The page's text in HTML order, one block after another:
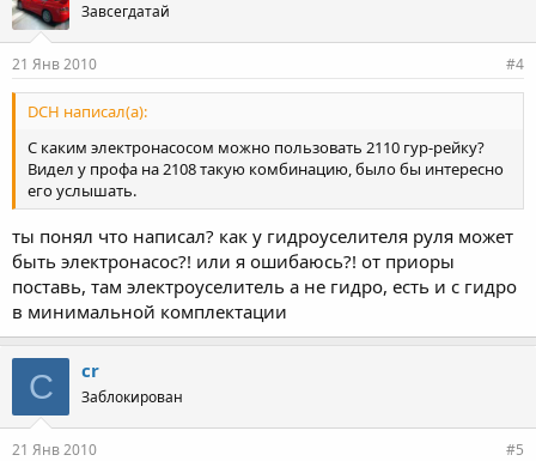
Завсегдатай
21 Янв 2010 #4
DCH написал(а):
С каким электронасосом можно пользовать 2110 гур-рейку?
Видел у профа на 2108 такую комбинацию, было бы интересно
его услышать.
ты понял что написал? как у гидроуселителя руля может
быть электронасос?! или я ошибаюсь?! от приоры
поставь, там электроуселитель а не гидро, есть и с гидро
в минимальной комплектации
C cr
Заблокирован
21 Янв 2010 #5